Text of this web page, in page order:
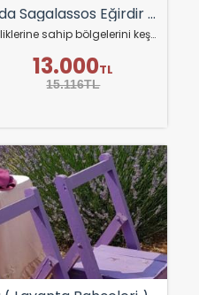
Pamukkale Afrodisias Salda Sagalassos Eğirdir Turu
Türkiye’nin en güzel tarihi zenginliklerine sahip bölgelerini keşfetmeye hazır mısınız?
13.000TL
15.116TL